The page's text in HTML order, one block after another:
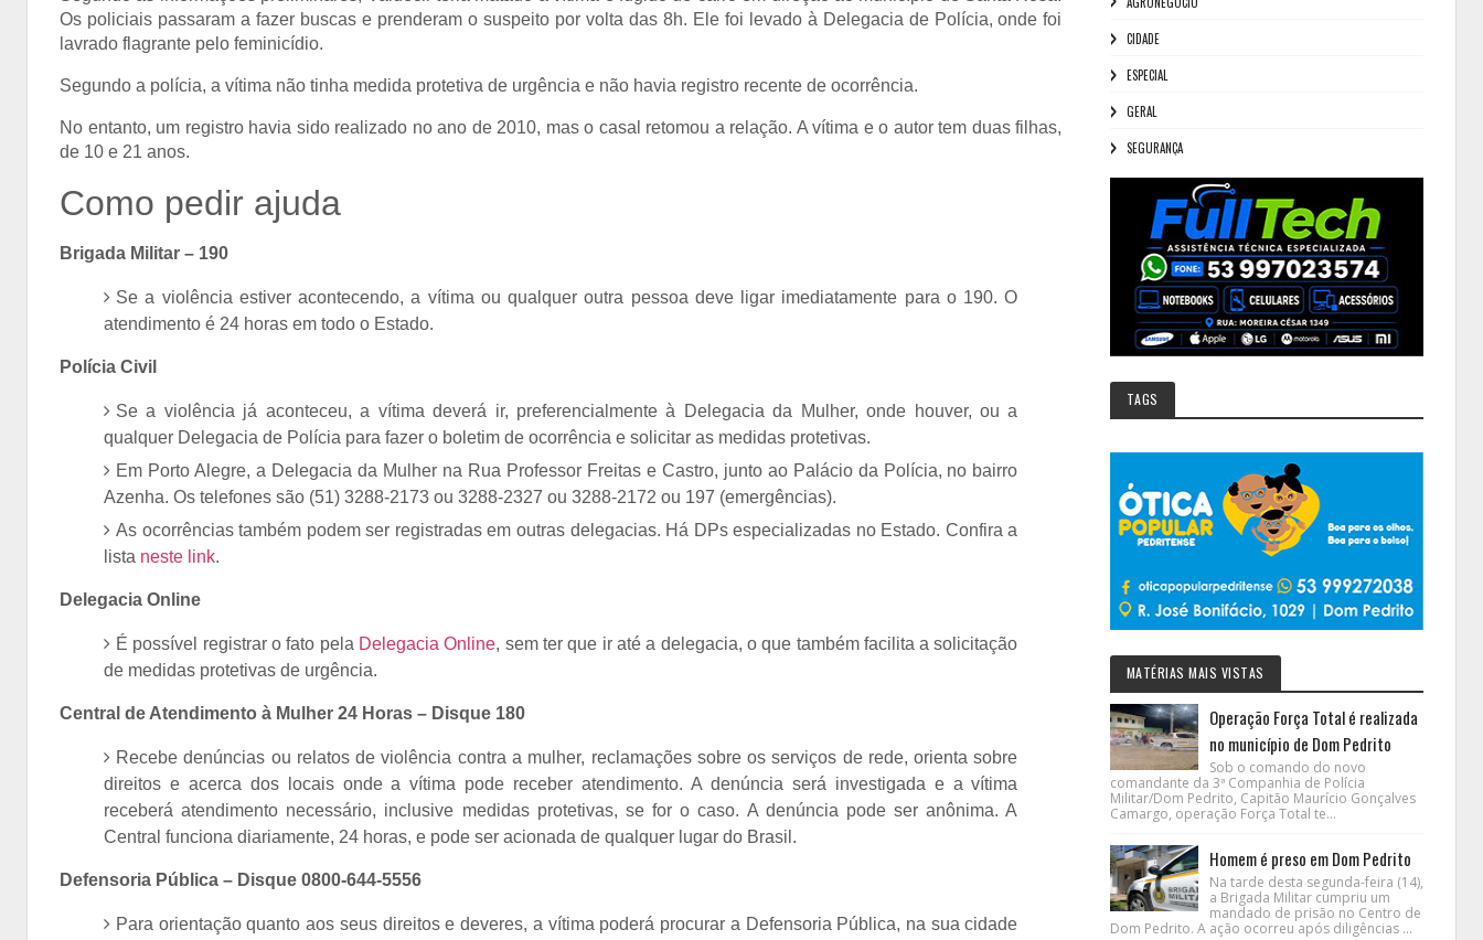
Os policiais passaram a fazer buscas e prenderam o suspeito por volta das 8h. Ele foi levado à Delegacia de Polícia, onde foi
lavrado flagrante pelo feminicídio.
Segundo a polícia, a vítima não tinha medida protetiva de urgência e não havia registro recente de ocorrência.
No entanto, um registro havia sido realizado no ano de 2010, mas o casal retomou a relação. A vítima e o autor tem duas filhas,
de 10 e 21 anos.
Como pedir ajuda
Brigada Militar – 190
Se a violência estiver acontecendo, a vítima ou qualquer outra pessoa deve ligar imediatamente para o 190. O
atendimento é 24 horas em todo o Estado.
Polícia Civil
Se a violência já aconteceu, a vítima deverá ir, preferencialmente à Delegacia da Mulher, onde houver, ou a
qualquer Delegacia de Polícia para fazer o boletim de ocorrência e solicitar as medidas protetivas.
Em Porto Alegre, a Delegacia da Mulher na Rua Professor Freitas e Castro, junto ao Palácio da Polícia, no bairro
Azenha. Os telefones são (51) 3288-2173 ou 3288-2327 ou 3288-2172 ou 197 (emergências).
As ocorrências também podem ser registradas em outras delegacias. Há DPs especializadas no Estado. Confira a
lista neste link.
Delegacia Online
É possível registrar o fato pela Delegacia Online, sem ter que ir até a delegacia, o que também facilita a solicitação
de medidas protetivas de urgência.
Central de Atendimento à Mulher 24 Horas – Disque 180
Recebe denúncias ou relatos de violência contra a mulher, reclamações sobre os serviços de rede, orienta sobre
direitos e acerca dos locais onde a vítima pode receber atendimento. A denúncia será investigada e a vítima
receberá atendimento necessário, inclusive medidas protetivas, se for o caso. A denúncia pode ser anônima. A
Central funciona diariamente, 24 horas, e pode ser acionada de qualquer lugar do Brasil.
Defensoria Pública – Disque 0800-644-5556
Para orientação quanto aos seus direitos e deveres, a vítima poderá procurar a Defensoria Pública, na sua cidade
CIDADE
ESPECIAL
GERAL
SEGURANÇA
TAGS
MATÉRIAS MAIS VISTAS
Operação Força Total é realizada
no município de Dom Pedrito
Sob o comando do novo
comandante da 3ª Companhia de Polícia
Militar/Dom Pedrito, Capitão Maurício Gonçalves
Camargo, operação Força Total te...
Homem é preso em Dom Pedrito
Na tarde desta segunda-feira (14),
a Brigada Militar cumpriu um
mandado de prisão no Centro de
Dom Pedrito. A ação ocorreu após diligências ...